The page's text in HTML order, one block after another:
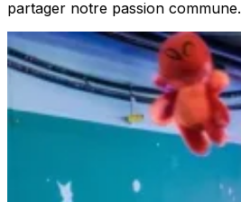
partager notre passion commune.